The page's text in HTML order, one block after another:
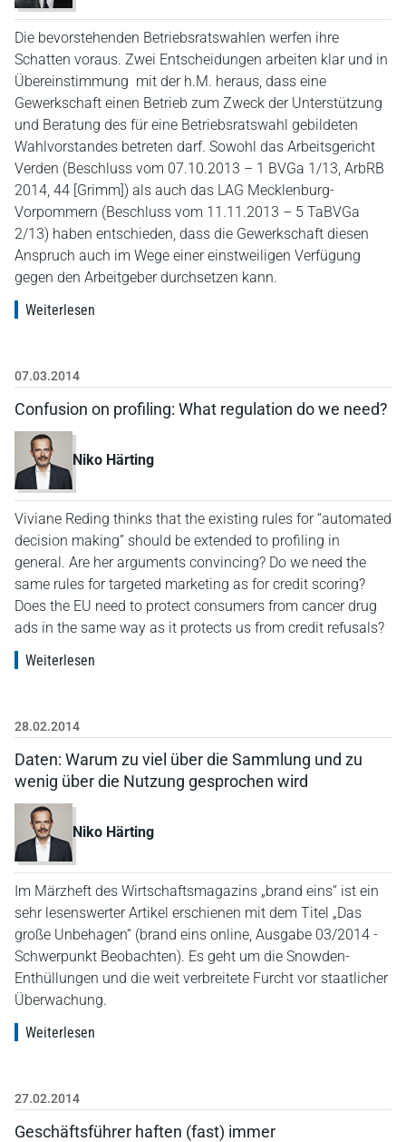
Die bevorstehenden Betriebsratswahlen werfen ihre
Schatten voraus. Zwei Entscheidungen arbeiten klar und in
Übereinstimmung mit der h.M. heraus, dass eine
Gewerkschaft einen Betrieb zum Zweck der Unterstützung
und Beratung des für eine Betriebsratswahl gebildeten
Wahlvorstandes betreten darf. Sowohl das Arbeitsgericht
Verden (Beschluss vom 07.10.2013 – 1 BVGa 1/13, ArbRB
2014, 44 [Grimm]) als auch das LAG Mecklenburg-
Vorpommern (Beschluss vom 11.11.2013 – 5 TaBVGa
2/13) haben entschieden, dass die Gewerkschaft diesen
Anspruch auch im Wege einer einstweiligen Verfügung
gegen den Arbeitgeber durchsetzen kann.
Weiterlesen
07.03.2014
Confusion on profiling: What regulation do we need?
Niko Härting
Viviane Reding thinks that the existing rules for “automated
decision making” should be extended to profiling in
general. Are her arguments convincing? Do we need the
same rules for targeted marketing as for credit scoring?
Does the EU need to protect consumers from cancer drug
ads in the same way as it protects us from credit refusals?
Weiterlesen
28.02.2014
Daten: Warum zu viel über die Sammlung und zu
wenig über die Nutzung gesprochen wird
Niko Härting
Im Märzheft des Wirtschaftsmagazins „brand eins“ ist ein
sehr lesenswerter Artikel erschienen mit dem Titel „Das
große Unbehagen“ (brand eins online, Ausgabe 03/2014 -
Schwerpunkt Beobachten). Es geht um die Snowden-
Enthüllungen und die weit verbreitete Furcht vor staatlicher
Überwachung.
Weiterlesen
27.02.2014
Geschäftsführer haften (fast) immer